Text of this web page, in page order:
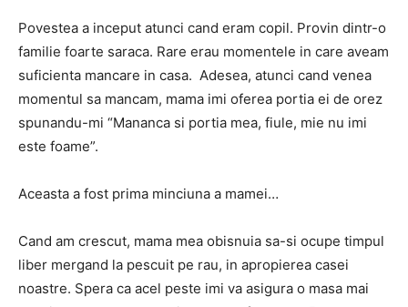
Povestea a inceput atunci cand eram copil. Provin dintr-o
familie foarte saraca. Rare erau momentele in care aveam
suficienta mancare in casa. Adesea, atunci cand venea
momentul sa mancam, mama imi oferea portia ei de orez
spunandu-mi “Mananca si portia mea, fiule, mie nu imi
este foame”.
Aceasta a fost prima minciuna a mamei…
Cand am crescut, mama mea obisnuia sa-si ocupe timpul
liber mergand la pescuit pe rau, in apropierea casei
noastre. Spera ca acel peste imi va asigura o masa mai